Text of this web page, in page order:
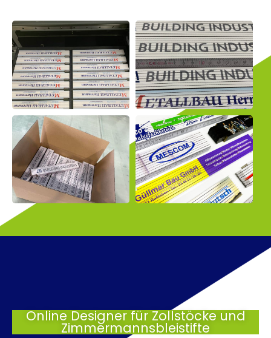
Online Designer für Zollstöcke und
Zimmermannsbleistifte